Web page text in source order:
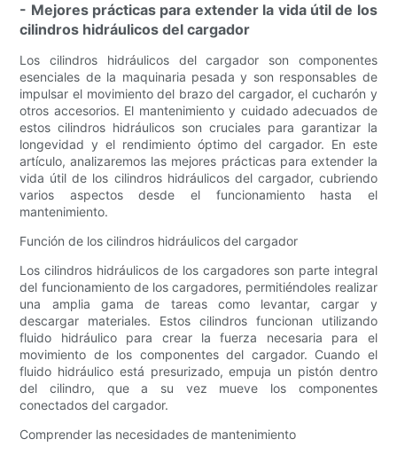
- Mejores prácticas para extender la vida útil de los
cilindros hidráulicos del cargador
Los cilindros hidráulicos del cargador son componentes
esenciales de la maquinaria pesada y son responsables de
impulsar el movimiento del brazo del cargador, el cucharón y
otros accesorios. El mantenimiento y cuidado adecuados de
estos cilindros hidráulicos son cruciales para garantizar la
longevidad y el rendimiento óptimo del cargador. En este
artículo, analizaremos las mejores prácticas para extender la
vida útil de los cilindros hidráulicos del cargador, cubriendo
varios aspectos desde el funcionamiento hasta el
mantenimiento.
Función de los cilindros hidráulicos del cargador
Los cilindros hidráulicos de los cargadores son parte integral
del funcionamiento de los cargadores, permitiéndoles realizar
una amplia gama de tareas como levantar, cargar y
descargar materiales. Estos cilindros funcionan utilizando
fluido hidráulico para crear la fuerza necesaria para el
movimiento de los componentes del cargador. Cuando el
fluido hidráulico está presurizado, empuja un pistón dentro
del cilindro, que a su vez mueve los componentes
conectados del cargador.
Comprender las necesidades de mantenimiento